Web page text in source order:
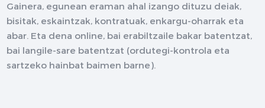
Gainera, egunean eraman ahal izango dituzu deiak,
bisitak, eskaintzak, kontratuak, enkargu-oharrak eta
abar. Eta dena online, bai erabiltzaile bakar batentzat,
bai langile-sare batentzat (ordutegi-kontrola eta
sartzeko hainbat baimen barne).